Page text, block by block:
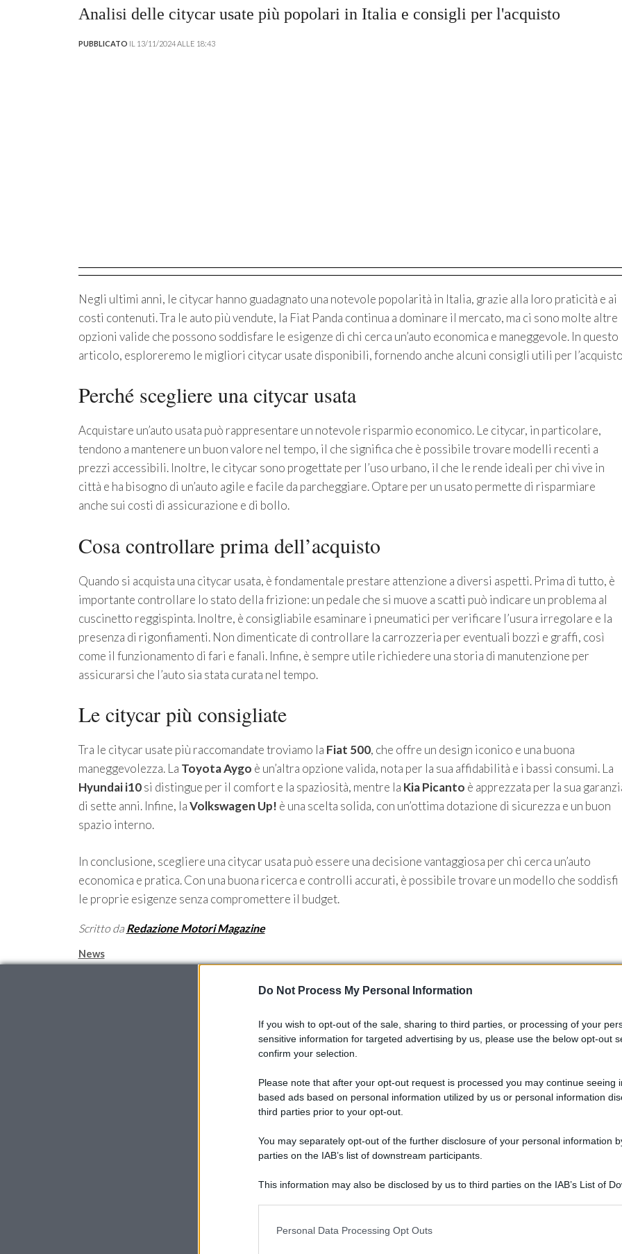
Do Not Process My Personal Information
If you wish to opt-out of the sale, sharing to third parties, or processing of your
sensitive information for targeted advertising by us, please use the below opt-out
confirm your selection.
Please note that after your opt-out request is processed you may continue seeing
based ads based on personal information utilized by us or personal information
third parties prior to your opt-out.
You may separately opt-out of the further disclosure of your personal information
parties on the IAB’s list of downstream participants.
This information may also be disclosed by us to third parties on the IAB’s List of
information including but not limited to your visit or usage behaviour. You may
Personal Data Processing Opt Outs
Analisi delle citycar usate più popolari in Italia e consigli per l'acquisto
PUBBLICATO IL 13/11/2024 ALLE 18:43
Negli ultimi anni, le citycar hanno guadagnato una notevole popolarità in Italia, grazie alla loro praticità e ai
costi contenuti. Tra le auto più vendute, la Fiat Panda continua a dominare il mercato, ma ci sono molte altre
opzioni valide che possono soddisfare le esigenze di chi cerca un’auto economica e maneggevole. In questo
articolo, esploreremo le migliori citycar usate disponibili, fornendo anche alcuni consigli utili per
Perché scegliere una citycar usata
Acquistare un’auto usata può rappresentare un notevole risparmio economico. Le citycar, in particolare,
tendono a mantenere un buon valore nel tempo, il che significa che è possibile trovare modelli recenti a
prezzi accessibili. Inoltre, le citycar sono progettate per l’uso urbano, il che le rende ideali per chi vive in
città e ha bisogno di un’auto agile e facile da parcheggiare. Optare per un usato permette di risparmiare
anche sui costi di assicurazione e di bollo.
Cosa controllare prima dell’acquisto
Quando si acquista una citycar usata, è fondamentale prestare attenzione a diversi aspetti. Prima di tutto, è
importante controllare lo stato della frizione: un pedale che si muove a scatti può indicare un problema al
cuscinetto reggispinta. Inoltre, è consigliabile esaminare i pneumatici per verificare l’usura irregolare e la
presenza di rigonfiamenti. Non dimenticate di controllare la carrozzeria per eventuali bozzi e graffi, così
come il funzionamento di fari e fanali. Infine, è sempre utile richiedere una storia di manutenzione per
assicurarsi che l’auto sia stata curata nel tempo.
Le citycar più consigliate
Tra le citycar usate più raccomandate troviamo la Fiat 500, che offre un design iconico e una buona
maneggevolezza. La Toyota Aygo è un’altra opzione valida, nota per la sua affidabilità e i bassi consumi. La
Hyundai i10si distingue per il comfort e la spaziosità, mentre la Kia Picanto è apprezzata per la sua
di sette anni. Infine, laVolkswagen Up! è una scelta solida, con un’ottima dotazione di sicurezza e un buon
spazio interno.
In conclusione, scegliere una citycar usata può essere una decisione vantaggiosa per chi cerca un’auto
economica e pratica. Con una buona ricerca e controlli accurati, è possibile trovare un modello che soddisfi
le proprie esigenze senza compromettere il budget.
Scritto da Redazione Motori Magazine
Categorie
News